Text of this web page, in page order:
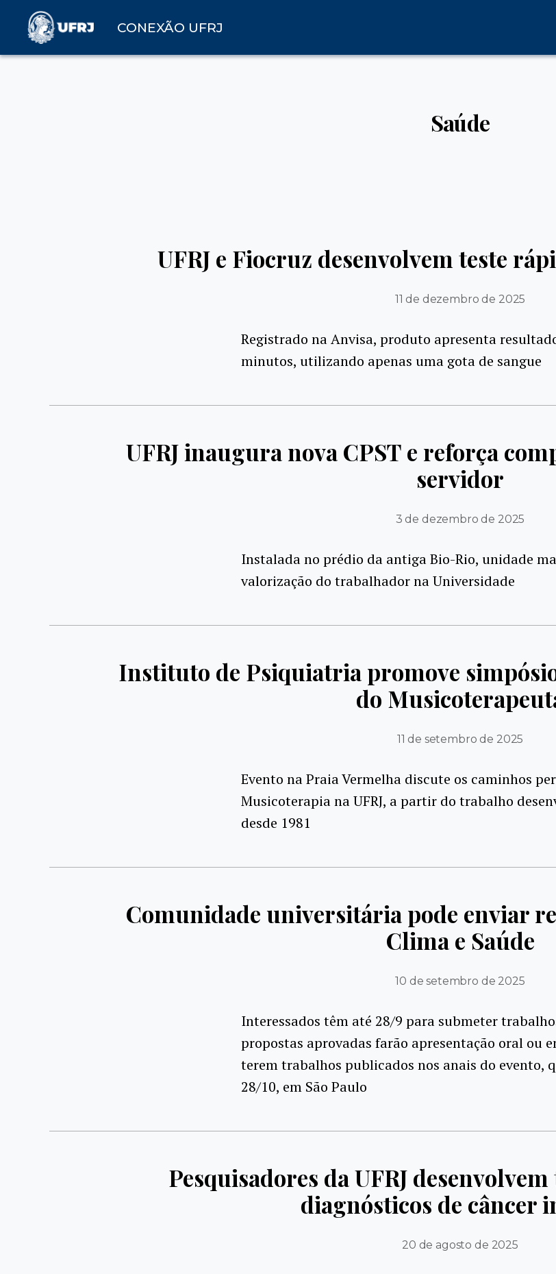
CONEXÃO UFRJ
Saúde
UFRJ e Fiocruz desenvolvem teste
11 de dezembro de 2025
Registrado na Anvisa, produto apresenta
minutos, utilizando apenas uma gota de sangue
UFRJ inaugura nova CPST e reforça
servidor
3 de dezembro de 2025
Instalada no prédio da antiga Bio-Rio, unidade
valorização do trabalhador na Universidade
Instituto de Psiquiatria promove
do
11 de setembro de 2025
Evento na Praia Vermelha discute os caminhos
Musicoterapia na UFRJ, a partir do trabalho
desde 1981
Comunidade universitária pode enviar
Clima e Saúde
10 de setembro de 2025
Interessados têm até 28/9 para submeter
propostas aprovadas farão apresentação oral ou
terem trabalhos publicados nos anais do evento,
28/10, em São Paulo
Pesquisadores da UFRJ
diagnósticos de câncer
20 de agosto de 2025